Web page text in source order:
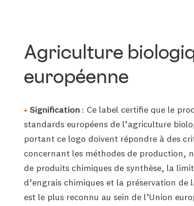
Agriculture
européenne
Signification : Ce label certifie que le
standards européens de l’agriculture
portant ce logo doivent répondre à des
concernant les méthodes de production,
de produits chimiques de synthèse, la
d’engrais chimiques et la préservation de
est le plus reconnu au sein de l’Union